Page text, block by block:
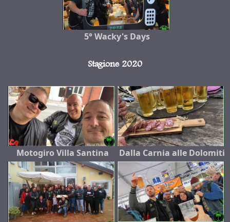
5° Wacky's Days
Stagione 2020
Motogiro Villa Santina Dalla Carnia alle Dolomiti